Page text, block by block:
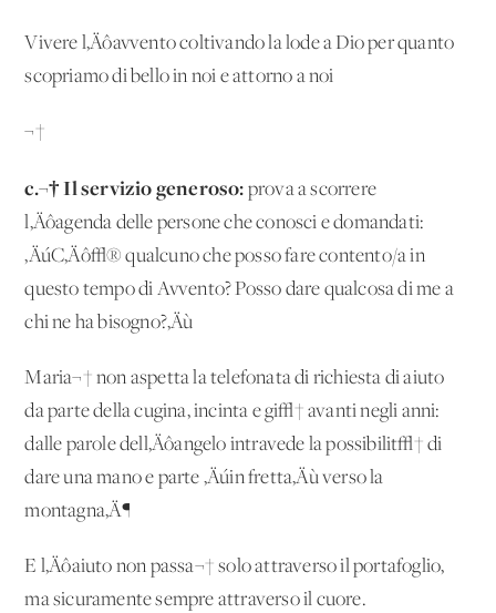
Vivere l‚Äôavvento coltivando la lode a Dio per quanto
scopriamo di bello in noi e attorno a noi
¬†
c.¬† Il servizio generoso: prova a scorrere
l‚Äôagenda delle persone che conosci e domandati:
‚ÄúC‚Äô√® qualcuno che posso fare contento/a in
questo tempo di Avvento? Posso dare qualcosa di me a
chi ne ha bisogno?‚Äù
Maria¬† non aspetta la telefonata di richiesta di aiuto
da parte della cugina, incinta e gi√† avanti negli anni:
dalle parole dell‚Äôangelo intravede la possibilit√† di
dare una mano e parte ‚Äúin fretta‚Äù verso la
montagna‚Ä¶
E l‚Äôaiuto non passa¬† solo attraverso il portafoglio,
ma sicuramente sempre attraverso il cuore.